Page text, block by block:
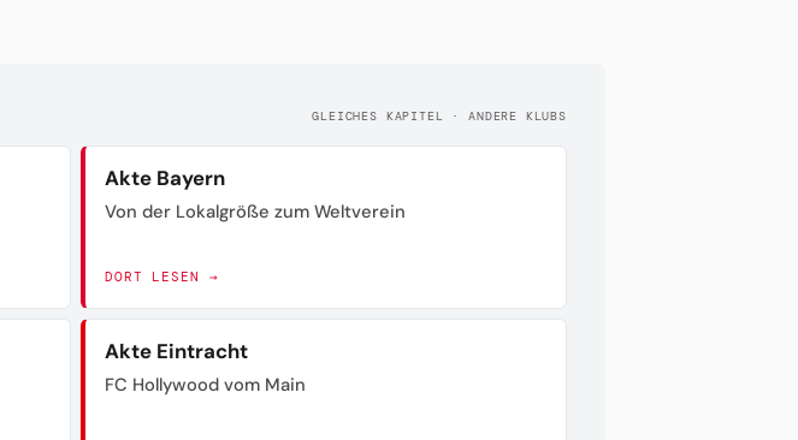
GLEICHES KAPITEL · ANDERE KLUBS
Akte Bayern
Von der Lokalgröße zum Weltverein
DORT LESEN →
Akte Eintracht
FC Hollywood vom Main